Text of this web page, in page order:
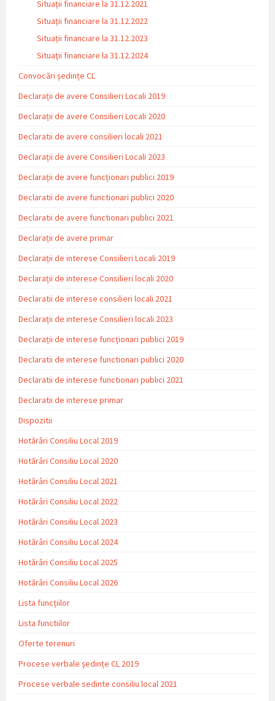
Situaţii financiare la 31.12.2021
Situaţii financiare la 31.12.2022
Situații financiare la 31.12.2023
Situaţii financiare la 31.12.2024
Convocări ședințe CL
Declarații de avere Consilieri Locali 2019
Declarații de avere Consilieri Locali 2020
Declaratii de avere consilieri locali 2021
Declarații de avere Consilieri Locali 2023
Declarații de avere funcționari publici 2019
Declaratii de avere functionari publici 2020
Declaratii de avere functionari publici 2021
Declarații de avere primar
Declarații de interese Consilieri Locali 2019
Declarații de interese Consilieri locali 2020
Declaratii de interese consilieri locali 2021
Declarații de interese Consilieri locali 2023
Declarații de interese funcționari publici 2019
Declaratii de interese functionari publici 2020
Declaratii de interese functionari publici 2021
Declaratii de interese primar
Dispozitii
Hotărâri Consiliu Local 2019
Hotărâri Consiliu Local 2020
Hotărâri Consiliu Local 2021
Hotărâri Consiliu Local 2022
Hotărâri Consiliu Local 2023
Hotărâri Consiliu Local 2024
Hotărâri Consiliu Local 2025
Hotărâri Consiliu Local 2026
Lista funcțiilor
Lista functiilor
Oferte terenuri
Procese verbale ședințe CL 2019
Procese verbale sedinte consiliu local 2021